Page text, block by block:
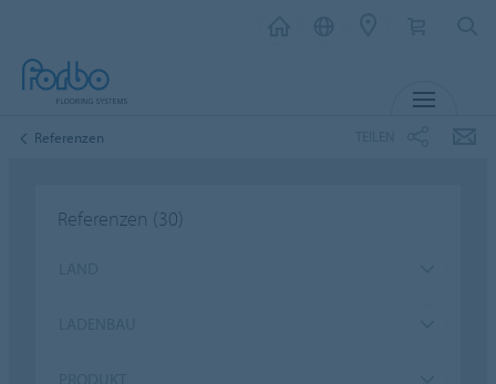
Referenzen
Referenzen (30)